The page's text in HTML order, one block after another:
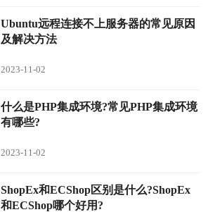
Ubuntu远程连接不上服务器的常见原因
及解决方法
2023-11-02
什么是PHP集成环境?常见PHP集成环境
有哪些?
2023-11-02
ShopEx和ECShop区别是什么?ShopEx
和ECShop哪个好用?